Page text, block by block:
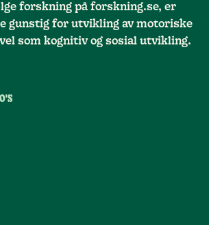
forskning på forskning.se, er
gunstig for utvikling av motoriske
som kognitiv og sosial utvikling.